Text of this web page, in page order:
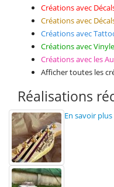
Créations avec
Créations avec
Créations avec
Créations avec
Créations avec les
Afficher toutes les
Réalisations
En savoir plus